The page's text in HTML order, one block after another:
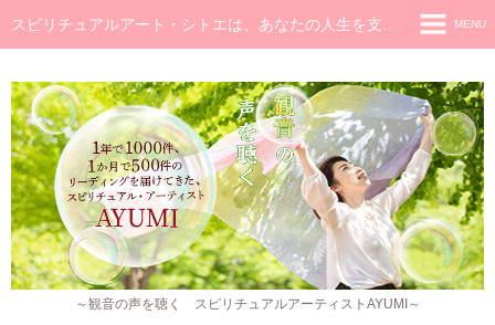
～観音の声を聴く スピリチュアルアーティストAYUMI～
MENU
◆ごあいさつ
スピリチュアル・メッセージ
チャネラー養成講座
スピリチュアル開花レッスン
レイキヒーラー養成コース・レイキアチューメント